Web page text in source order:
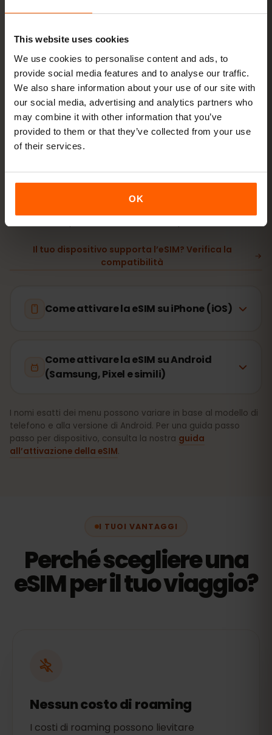
This website uses cookies
We use cookies to personalise content and ads, to
provide social media features and to analyse our traffic.
We also share information about your use of our site with
our social media, advertising and analytics partners who
may combine it with other information that you’ve
provided to them or that they’ve collected from your use
of their services.
OK
Acquista un piano QR code subito via
Installa la eSIM scansiona il QR code a
casa con il Wi‑Fi
Vai online attiva il roaming dati in Isole
Faroe
Impostazioni → Cellulare → Aggiungi eSIM
Il tuo dispositivo supporta l’eSIM? Verifica la
compatibilità
Come attivare la eSIM su iPhone (iOS)
Come attivare la eSIM su Android
(Samsung, Pixel e simili)
I nomi esatti dei menu possono variare in base al modello di
telefono e alla versione di Android. Per una guida passo
passo per dispositivo, consulta la nostra guida
all’attivazione della eSIM.
I TUOI VANTAGGI
Perché scegliere una
eSIM per il tuo viaggio?
Nessun costo di roaming
I costi di roaming possono lievitare